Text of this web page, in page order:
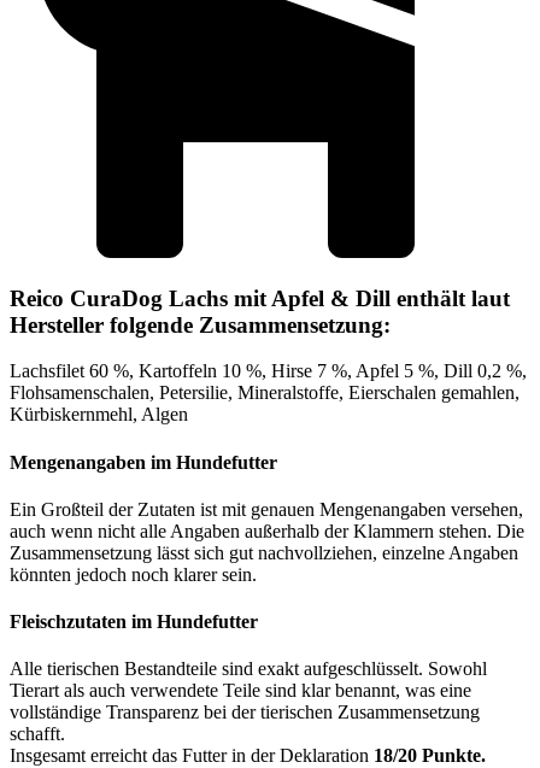
Reico CuraDog Lachs mit Apfel & Dill enthält laut
Hersteller folgende Zusammensetzung:
Lachsfilet 60 %, Kartoffeln 10 %, Hirse 7 %, Apfel 5 %, Dill 0,2 %,
Flohsamenschalen, Petersilie, Mineralstoffe, Eierschalen gemahlen,
Kürbiskernmehl, Algen
Mengenangaben im Hundefutter
Ein Großteil der Zutaten ist mit genauen Mengenangaben versehen,
auch wenn nicht alle Angaben außerhalb der Klammern stehen. Die
Zusammensetzung lässt sich gut nachvollziehen, einzelne Angaben
könnten jedoch noch klarer sein.
Fleischzutaten im Hundefutter
Alle tierischen Bestandteile sind exakt aufgeschlüsselt. Sowohl
Tierart als auch verwendete Teile sind klar benannt, was eine
vollständige Transparenz bei der tierischen Zusammensetzung
schafft.
Insgesamt erreicht das Futter in der Deklaration 18/20 Punkte.